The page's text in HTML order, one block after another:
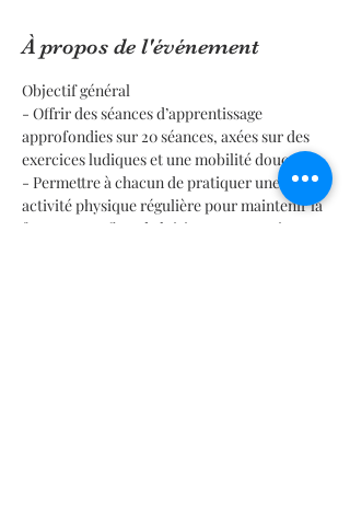
À propos de l'événement
Objectif général
- Offrir des séances d’apprentissage
approfondies sur 20 séances, axées sur des
exercices ludiques et une mobilité douce.
- Permettre à chacun de pratiquer une
activité physique régulière pour maintenir la
forme et profiter de loisirs, sans pression